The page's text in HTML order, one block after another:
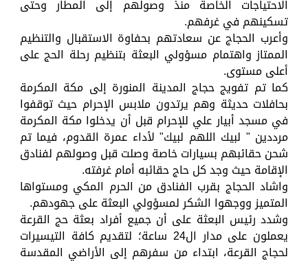
الاحتياجات الخاصة منذ وصولهم إلى المطار وحتى
تسكينهم في غرفهم.
وأعرب الحجاج عن سعادتهم بحفاوة الاستقبال والتنظيم
الممتاز واهتمام مسؤولي البعثة بتنظيم رحلة الحج على
أعلى مستوى.
كما تم تفويج حجاج المدينة المنورة إلى مكة المكرمة
بحافلات حديثة وهم يرتدون ملابس الإحرام حيث توقفوا
في مسجد أبيار علي للإحرام قبل أن يدخلوا مكة المكرمة
مرددين " لبيك اللهم لبيك" لأداء عمرة القدوم، فيما تم
شحن حقائبهم بسيارات خاصة وصلت قبل وصولهم لفنادق
الإقامة حيث وجد كل حاج حقائبه أمام غرفته.
واشاد الحجاج بقرب الفنادق من الحرم المكي ومستواها
المتميز ووجهوا الشكر لمسؤولي البعثة على جهودهم.
وشدد رئيس البعثة على أن جميع أفراد بعثة حج القرعة
يعملون على مدار ال24 ساعة؛ لتقديم كافة التيسيرات
لحجاج القرعة، ابتداء من سفرهم إلى الأراضي المقدسة